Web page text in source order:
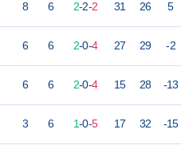
8 6 2-2-2 31 26 5
6 6 2-0-4 27 29 -2
6 6 2-0-4 15 28 -13
3 6 1-0-5 17 32 -15